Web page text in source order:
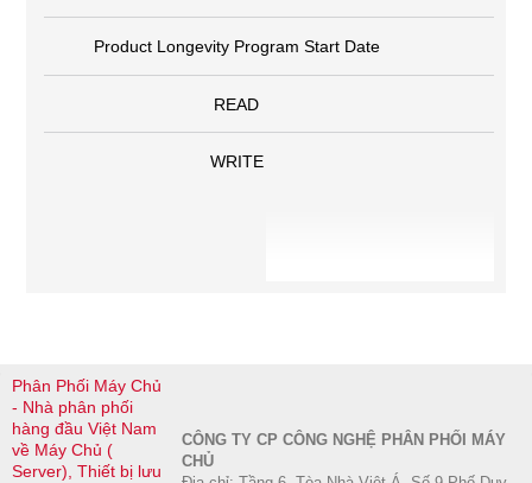
Product Longevity Program Start Date
READ
WRITE
Phân Phối Máy Chủ
- Nhà phân phối
hàng đầu Việt Nam
về Máy Chủ (
Server), Thiết bị lưu
CÔNG TY CP CÔNG NGHỆ PHÂN PHỐI MÁY
CHỦ